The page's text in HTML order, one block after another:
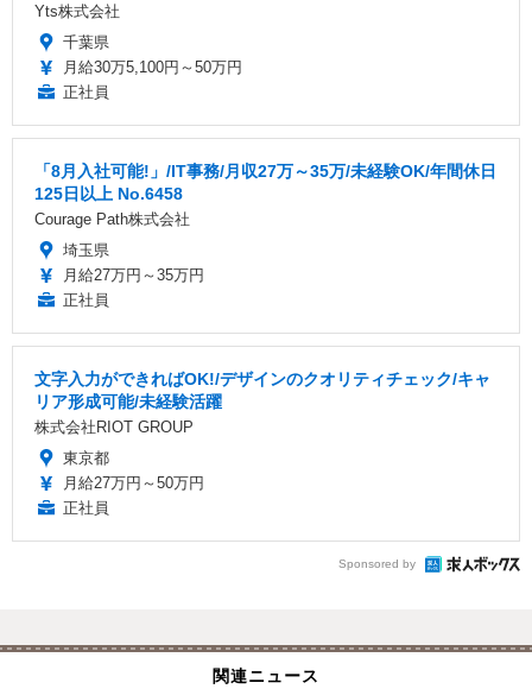
Yts株式会社
千葉県
月給30万5,100円～50万円
正社員
「8月入社可能!」/IT事務/月収27万～35万/未経験OK/年間休日
125日以上 No.6458
Courage Path株式会社
埼玉県
月給27万円～35万円
正社員
文字入力ができればOK!/デザインのクオリティチェック/キャ
リア形成可能/未経験活躍
株式会社RIOT GROUP
東京都
月給27万円～50万円
正社員
Sponsored by
関連ニュース